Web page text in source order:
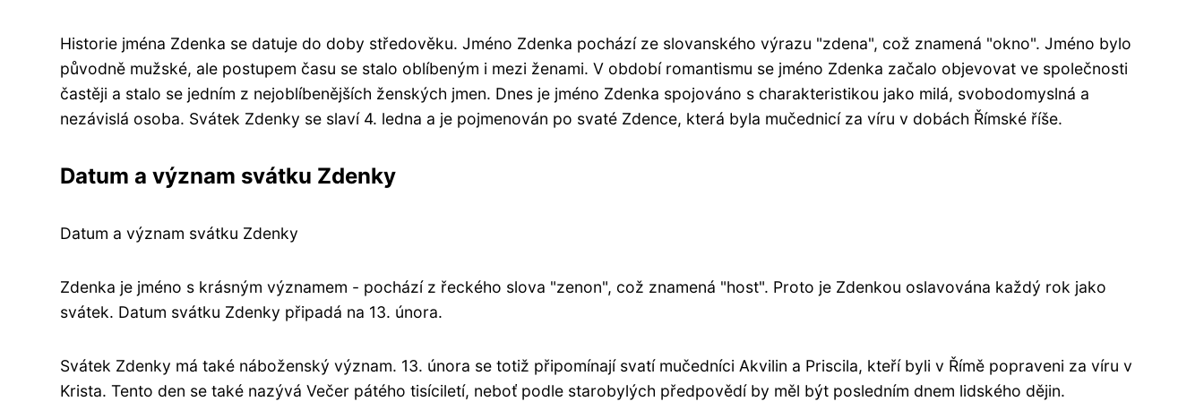
Historie jména Zdenka se datuje do doby středověku. Jméno Zdenka pochází ze slovanského výrazu "zdena", což znamená "okno". Jméno bylo
původně mužské, ale postupem času se stalo oblíbeným i mezi ženami. V období romantismu se jméno Zdenka začalo objevovat ve společnosti
častěji a stalo se jedním z nejoblíbenějších ženských jmen. Dnes je jméno Zdenka spojováno s charakteristikou jako milá, svobodomyslná a
nezávislá osoba. Svátek Zdenky se slaví 4. ledna a je pojmenován po svaté Zdence, která byla mučednicí za víru v dobách Římské říše.
Datum a význam svátku Zdenky
Datum a význam svátku Zdenky
Zdenka je jméno s krásným významem - pochází z řeckého slova "zenon", což znamená "host". Proto je Zdenkou oslavována každý rok jako
svátek. Datum svátku Zdenky připadá na 13. února.
Svátek Zdenky má také náboženský význam. 13. února se totiž připomínají svatí mučedníci Akvilin a Priscila, kteří byli v Římě popraveni za víru v
Krista. Tento den se také nazývá Večer pátého tisíciletí, neboť podle starobylých předpovědí by měl být posledním dnem lidského dějin.